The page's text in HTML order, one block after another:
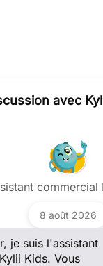
je suis l'assistant
souhaitez des
sur l'un de
là pour vous aider.
avec
commercial
8 août 2026
je suis l'assistant
Kids. Vous